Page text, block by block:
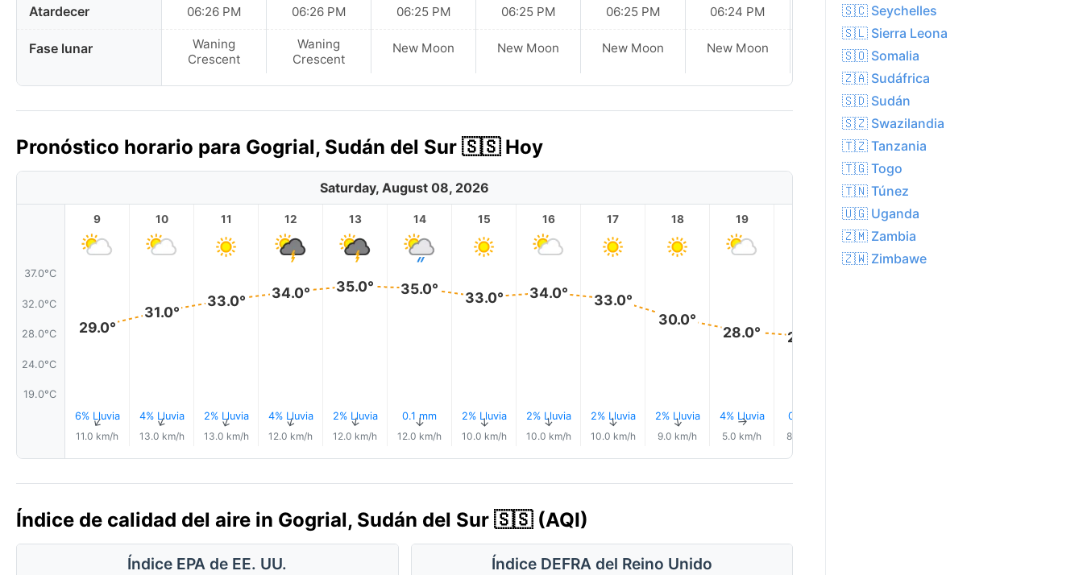
Atardecer
Fase lunar
06:26 PM
Waning
Crescent
06:26 PM
Waning
Crescent
06:25 PM
New Moon
06:25 PM
New Moon
06:25 PM
New Moon
06:24 PM
New Moon
06:24 PM
Waxing
Crescent
Pronóstico horario para Gogrial, Sudán del Sur 🇸🇸 Hoy
Saturday, August 08, 2026
37.0°C
32.0°C
28.0°C
24.0°C
19.0°C
9
29.0°
6% Lluvia
↑
11.0 km/h
10
31.0°
4% Lluvia
↑
13.0 km/h
11
33.0°
2% Lluvia
↑
13.0 km/h
12
34.0°
4% Lluvia
↑
12.0 km/h
13
35.0°
2% Lluvia
↑
12.0 km/h
14
35.0°
0.1 mm
↑
12.0 km/h
15
33.0°
2% Lluvia
↑
10.0 km/h
16
34.0°
2% Lluvia
↑
10.0 km/h
17
33.0°
2% Lluvia
↑
10.0 km/h
18
30.0°
2% Lluvia
↑
9.0 km/h
19
28.0°
4% Lluvia
↑
5.0 km/h
28.0°
0.0 mm
8.0 km/h
21
Índice de calidad del aire in Gogrial, Sudán del Sur 🇸🇸 (AQI)
Índice EPA de EE. UU. Índice DEFRA del Reino Unido
🇸🇨 Seychelles
🇸🇱 Sierra Leona
🇸🇴 Somalia
🇿🇦 Sudáfrica
🇸🇩 Sudán
🇸🇿 Swazilandia
🇹🇿 Tanzania
🇹🇬 Togo
🇹🇳 Túnez
🇺🇬 Uganda
🇿🇲 Zambia
🇿🇼 Zimbawe